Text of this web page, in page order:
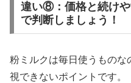
違い⑧：価格と続け
で判断しましょう！
粉ミルクは毎日使うもの
視できないポイントです。